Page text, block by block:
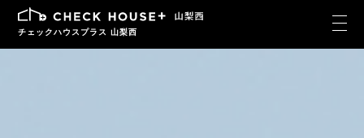
チェックハウスプラス 山梨西